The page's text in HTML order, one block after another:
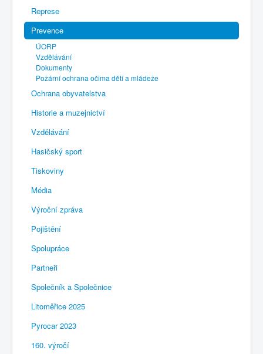
Represe
Prevence
ÚORP
Vzdělávání
Dokumenty
Požární ochrana očima dětí a mládeže
Ochrana obyvatelstva
Historie a muzejnictví
Vzdělávání
Hasičský sport
Tiskoviny
Média
Výroční zpráva
Pojištění
Spolupráce
Partneři
Společník a Společnice
Litoměřice 2025
Pyrocar 2023
160. výročí